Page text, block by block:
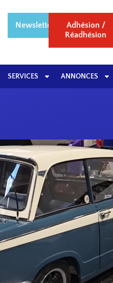
Newsletter
Adhésion /
Réadhésion
SERVICES ANNONCES